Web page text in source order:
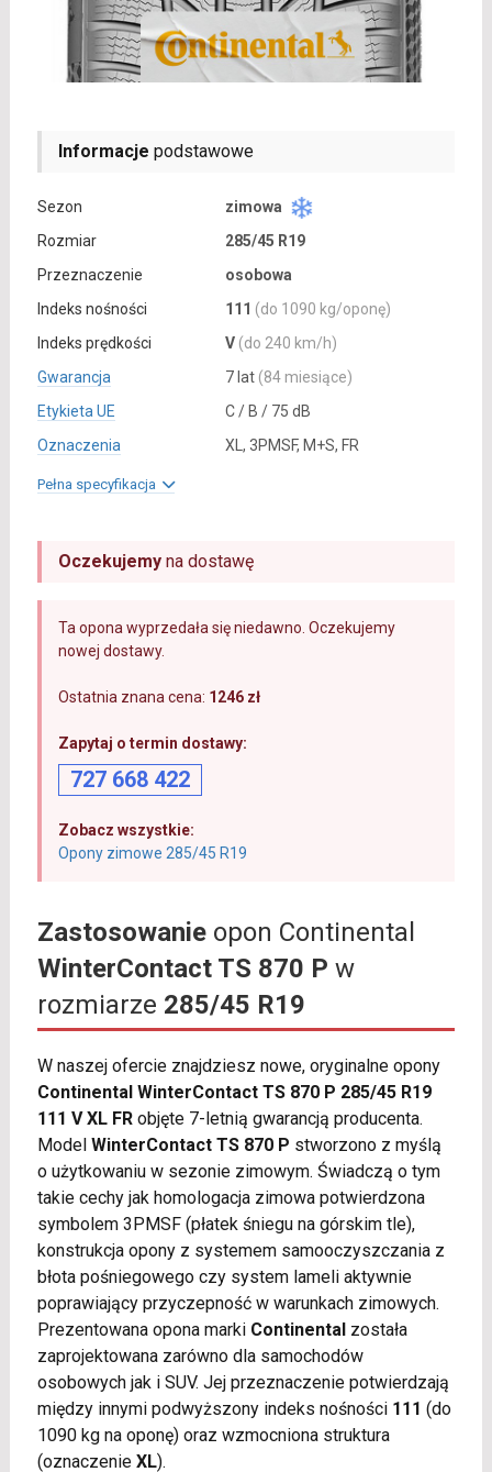
Informacje podstawowe
Sezon
zimowa
Rozmiar
285/45 R19
Przeznaczenie
osobowa
Indeks nośności
111 (do 1090 kg/oponę)
Indeks prędkości
V (do 240 km/h)
Gwarancja
7 lat (84 miesiące)
Etykieta UE
C / B / 75 dB
Oznaczenia
XL, 3PMSF, M+S, FR
Pełna specyfikacja
Oczekujemyna dostawę
Ta opona wyprzedała się niedawno. Oczekujemy
nowej dostawy.
Ostatnia znana cena: 1246 zł
Zapytaj o termin dostawy:
727 668 422
Zobacz wszystkie:
Opony zimowe 285/45 R19
Zastosowanieopon Continental
WinterContact TS 870 P w
rozmiarze 285/45 R19
W naszej ofercie znajdziesz nowe, oryginalne opony
Continental WinterContact TS 870 P 285/45 R19
111 V XL FRobjęte 7-letnią gwarancją producenta.
Model WinterContact TS 870 P stworzono z myślą
o użytkowaniu w sezonie zimowym. Świadczą o tym
takie cechy jak homologacja zimowa potwierdzona
symbolem 3PMSF (płatek śniegu na górskim tle),
konstrukcja opony z systemem samooczyszczania z
błota pośniegowego czy system lameli aktywnie
poprawiający przyczepność w warunkach zimowych.
Prezentowana opona marki Continentalzostała
zaprojektowana zarówno dla samochodów
osobowych jak i SUV. Jej przeznaczenie potwierdzają
między innymi podwyższony indeks nośności 111 (do
1090 kg na oponę) oraz wzmocniona struktura
(oznaczenie XL).